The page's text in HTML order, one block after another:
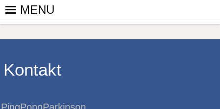
Skip
PINGPONGPARKINSON
ist der bundesweite Zusammenschluss von
MENU
Kontakt